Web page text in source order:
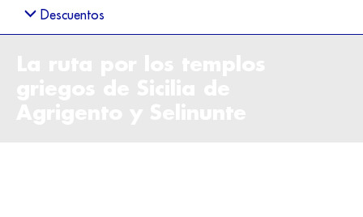
Descuentos